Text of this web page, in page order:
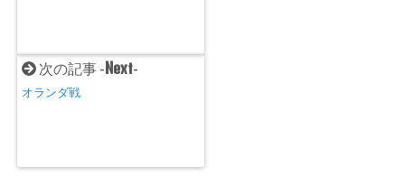
次の記事 - Next-
オランダ戦